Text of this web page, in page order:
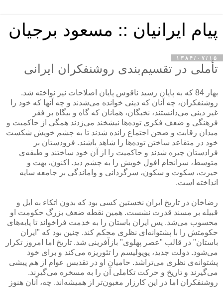
پیام ایرانیان :: مسعود برجیان
۱۳۸۴/۰۷/۱۵
تأملی در تقسیم‌بندی روشنفكران ایرانی
بهار 84 كه به پایان رسید ناقوس پایان اصلاحات نیز نواخته شد.
روشنفكران، چه آنان كه دینی خوانده می‌شدند و چه آنها كه خود را
غیر دینی می‌دانستند، نخبگان،‌ همانان كه گاه و بیگاه بر فقر
فرهنگی و ضعف فكری توده‌ها نیشخند می‌زدند همگی از حاكمیت و
میدان رقابت و صحن اجتماع رانده شدند تا به چشم خویش شكست
خود در متقاعد ساختن توده‌ها را شاهد باشند. فرودستان بر
فرادستان چیره شدند و حاكمیت را از آن خود ساختند و طبقه‌ی
متوسط، سرانجام افول خویش را به چشم دید. اكنون، بهت و
حیرت، سكوت و سكون،‌ سرگردانی و واماندگی بر جامعه سایه
انداخته است.
رضاخان در تاریخ ایران نخستین كسی بود كه بدون اتكاء به ایل و
قبیله بر مسند قدرت نشست. همین نقطه ضعف بزرگ حكومت او
محسوب می‌شد. پس ایران باستان را به خدمت فراخواند تا پایه‌های
حكومتش را با پشتوانه‌ای نظری محكم كند. چنین بود كه "ایران
باستان" در قالب "عصر پهلوی" بازآفرینی شد. تاریخ اما امروز تكرار
می‌شود. دولت جدید، پوپولیسم را تئوریزه می‌كند و برای خود
پشتوانه‌ی نظری می‌تراشد. حامیان او در تقدیس عوام از هم پیشی
می‌گیرند و تاریخ و حركت تكاملی آن را به مسخره می‌گیرند.
روشنفكران اما در این كارزار مغبون‌تر از همیشه‌اند. چه، آنان هنوز